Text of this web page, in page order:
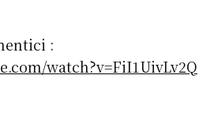
:
watch?v=FiI1UivLv2Q